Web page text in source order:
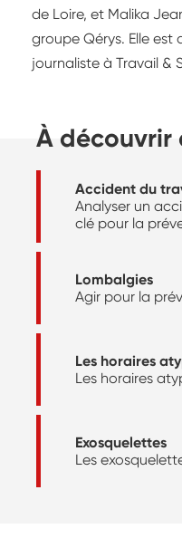
de Loire, et Malika
groupe Qérys. Elle est
journaliste à Travail &
À découvrir
Accident du
Analyser un
clé pour la
Lombalgies
Agir pour la
Les horaires
Les horaires
Exosquelettes
Les